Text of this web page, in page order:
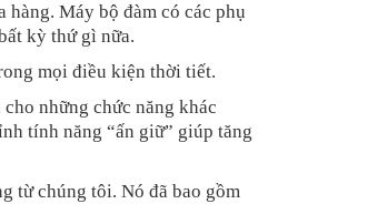
hàng. Máy bộ đàm có các phụ
kỳ thứ gì nữa.
mọi điều kiện thời tiết.
những chức năng khác
tính năng “ấn giữ” giúp tăng
từ chúng tôi. Nó đã bao gồm